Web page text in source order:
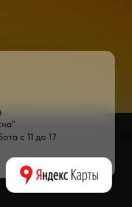
с 11 до 17от модели устройства и